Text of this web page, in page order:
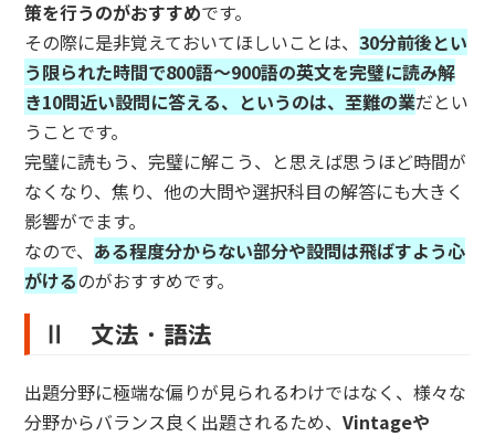
策を行うのがおすすめです。
その際に是非覚えておいてほしいことは、30分前後とい
う限られた時間で800語～900語の英文を完璧に読み解
き10問近い設問に答える、というのは、至難の業だとい
うことです。
完璧に読もう、完璧に解こう、と思えば思うほど時間が
なくなり、焦り、他の大問や選択科目の解答にも大きく
影響がでます。
なので、 ある程度分からない部分や設問は飛ばすよう心
がけるのがおすすめです。
Ⅱ 文法・語法
出題分野に極端な偏りが見られるわけではなく、様々な
分野からバランス良く出題されるため、Vintageや